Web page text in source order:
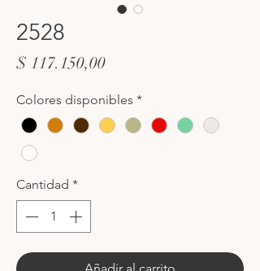
2528
$ 117.150,00Precio
Colores disponibles *
Cantidad *